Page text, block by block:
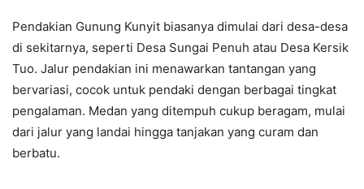
Pendakian Gunung Kunyit biasanya dimulai dari desa-desa
di sekitarnya, seperti Desa Sungai Penuh atau Desa Kersik
Tuo. Jalur pendakian ini menawarkan tantangan yang
bervariasi, cocok untuk pendaki dengan berbagai tingkat
pengalaman. Medan yang ditempuh cukup beragam, mulai
dari jalur yang landai hingga tanjakan yang curam dan
berbatu.